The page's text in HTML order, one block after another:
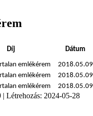
Díj Dátum
emlékérem
2018.05.09
emlékérem
2018.05.09
emlékérem 2018.05.09
Létrehozás: 2024-05-28